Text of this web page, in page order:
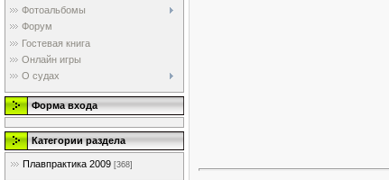
Фотоальбомы
Форум
Гостевая книга
Онлайн игры
О судах
Форма входа
Категории раздела
Плавпрактика 2009 [368]